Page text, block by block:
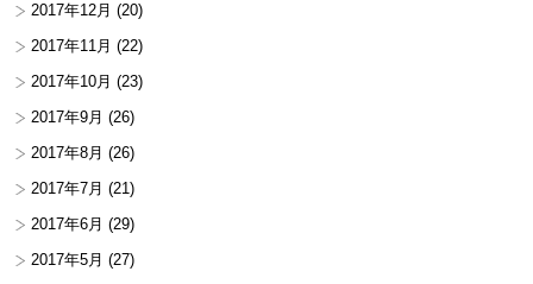
2017年12月 (20)
2017年11月 (22)
2017年10月 (23)
2017年9月 (26)
2017年8月 (26)
2017年7月 (21)
2017年6月 (29)
2017年5月 (27)